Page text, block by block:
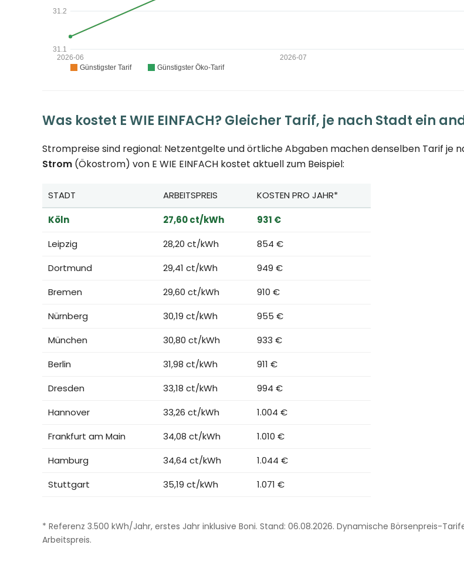
Was kostet E WIE EINFACH? Gleicher Tarif, je nach Stadt ein
Strompreise sind regional: Netzentgelte und örtliche Abgaben machen denselben Tarif je
Strom (Ökostrom) von E WIE EINFACH kostet aktuell zum Beispiel:
STADT ARBEITSPREIS
KOSTEN PRO JAHR*
Köln
27,60 ct/kWh
931 €
Leipzig
28,20 ct/kWh
854 €
Dortmund
29,41 ct/kWh
949 €
Bremen
29,60 ct/kWh
910 €
Nürnberg
30,19 ct/kWh
955 €
München
30,80 ct/kWh
933 €
Berlin
31,98 ct/kWh
911 €
Dresden
33,18 ct/kWh
994 €
Hannover
33,26 ct/kWh
1.004 €
Frankfurt am Main
34,08 ct/kWh
1.010 €
Hamburg
34,64 ct/kWh
1.044 €
Stuttgart
35,19 ct/kWh 1.071 €
* Referenz 3.500 kWh/Jahr, erstes Jahr inklusive Boni. Stand: 06.08.2026. Dynamische Börsenpreis-
Arbeitspreis.